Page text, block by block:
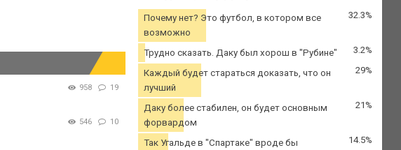
958 19
546 10
Почему нет? Это футбол, в котором все
возможно
32.3%
Трудно сказать. Даку был хорош в "Рубине" 3.2%
Каждый будет стараться доказать, что он
лучший
29%
Даку более стабилен, он будет основным
форвардом
21%
Так Угальде в "Спартаке" вроде бы
14.5%